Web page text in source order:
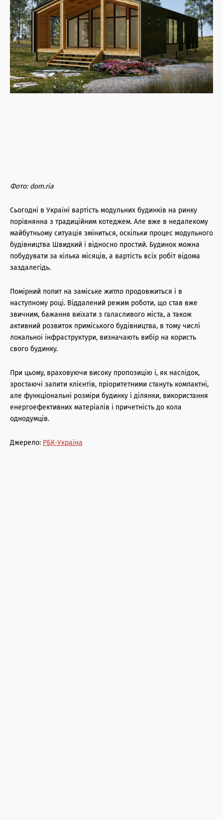
Фото: dom.ria
Сьогодні в Україні вартість модульних будинків на ринку
порівнянна з традиційним котеджем. Але вже в недалекому
майбутньому ситуація зміниться, оскільки процес модульного
будівництва Швидкий і відносно простий. Будинок можна
побудувати за кілька місяців, а вартість всіх робіт відома
заздалегідь.
Помірний попит на заміське житло продовжиться і в
наступному році. Віддалений режим роботи, що став вже
звичним, бажання виїхати з галасливого міста, а також
активний розвиток приміського будівництва, в тому числі
локальної інфраструктури, визначають вибір на користь
свого будинку.
При цьому, враховуючи високу пропозицію і, як наслідок,
зростаючі запити клієнтів, пріоритетними стануть компактні,
але функціональні розміри будинку і ділянки, використання
енергоефективних матеріалів і причетність до кола
однодумців.
Джерело: РБК-Україна